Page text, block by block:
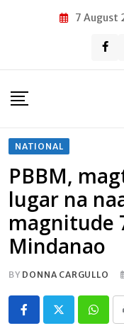
7 August
NATIONAL
PBBM,
lugar na
magnitude
Mindanao
BY DONNA CARGULLO